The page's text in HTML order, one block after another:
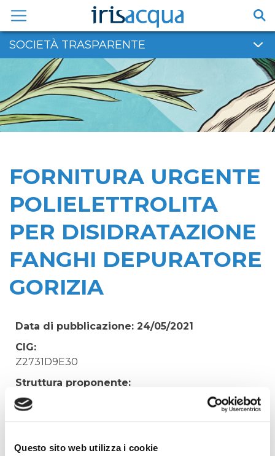
Questo sito web utilizza i cookie
contenuto
SOCIETÀ TRASPARENTE
FORNITURA URGENTE
POLIELETTROLITA
PER DISIDRATAZIONE
FANGHI DEPURATORE
GORIZIA
Data di pubblicazione: 24/05/2021
CIG:
Z2731D9E30
Struttura proponente:
'Irisacqua srl P.I./C.F. 01070220312. - Ufficio
Tecnico
FORNITURA URGENTE POLIELETTROLITA PER